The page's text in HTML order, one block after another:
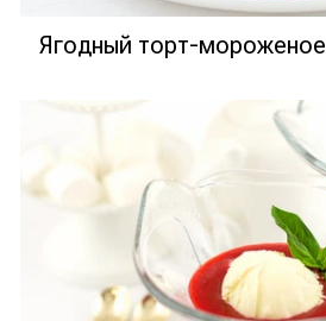
Ягодный торт-мороженое